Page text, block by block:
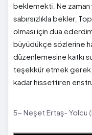
beklemekti. Ne zaman
sabırsızlıkla bekler,
olması için dua
büyüdükçe sözlerine
düzenlemesine katkı
teşekkür etmek gerek.
kadar hissettiren
5- Neşet Ertaş- Yolcu